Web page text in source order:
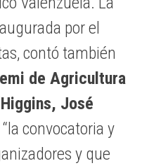
por el
contó también
de Agricultura
José
convocatoria y
y que